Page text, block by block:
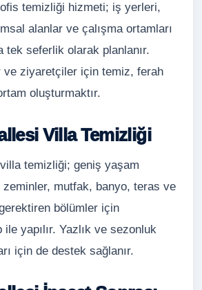
ofis temizliği hizmeti; iş yerleri,
alanlar ve çalışma ortamları
tek seferlik olarak planlanır.
ve ziyaretçiler için temiz, ferah
oluşturmaktır.
Villa Temizliği
villa temizliği; geniş yaşam
zeminler, mutfak, banyo, teras ve
bölümler için
yapılır. Yazlık ve sezonluk
için de destek sağlanır.